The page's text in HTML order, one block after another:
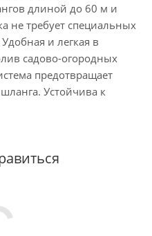
длиной до 60 м и
не требует специальных
и легкая в
садово-огородных
предотвращает
Устойчива к